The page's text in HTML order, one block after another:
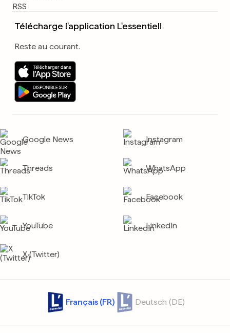
Télécharge l'application L'essentiel!
Reste au courant.
Google News Instagram
Threads WhatsApp
TikTok Facebook
YouTube LinkedIn
X (Twitter)
Français (FR) Deutsch (DE)